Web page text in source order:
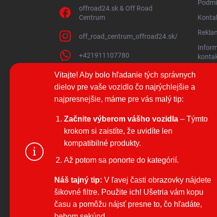
aby sme
a vďaka
výkon a
Na
sociálnych
Viac
Vitajte! Aby bolo hľadanie tých správnych
dielov pre vaše vozidlo čo najrýchlejšie a
najpresnejšie, máme pre vás malý tip:
Začnite výberom vášho vozidla – Týmto
krokom si zaistíte, že uvidíte len
kompatibilné produkty.
Až potom sa ponorte do kategórií.
Náš tajný tip: V ľavej časti obrazovky nájdete
šikovné filtre. Použite ich! Ušetria vám kopu
času a pomôžu nájsť presne to, čo hľadáte,
offroad24.sk & Off Road
Centrum
off_road_centrum_offroad24.sk/
+421911107780
Moja